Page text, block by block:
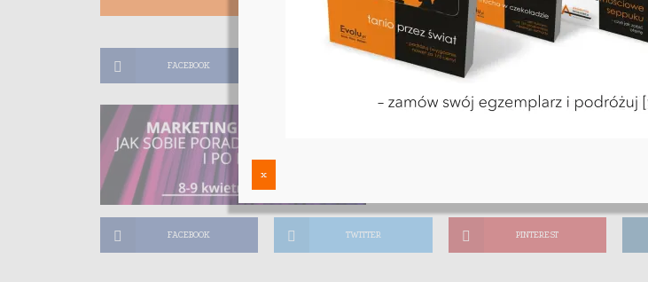
FACEBOOK
FACEBOOK TWITTER PINTEREST
x